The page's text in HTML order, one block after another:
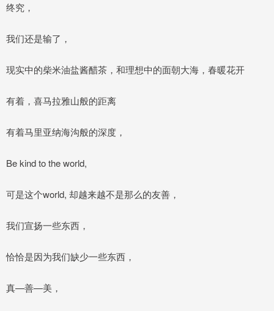
终究，
我们还是输了，
现实中的柴米油盐酱醋茶，和理想中的面朝大海，春暖花开
有着，喜马拉雅山般的距离
有着马里亚纳海沟般的深度，
Be kind to the world,
可是这个world, 却越来越不是那么的友善，
我们宣扬一些东西，
恰恰是因为我们缺少一些东西，
真—善—美，